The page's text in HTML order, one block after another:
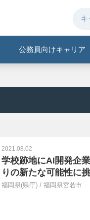
公務員向けキャリア
2021.08.02
学校跡地にAI開発企業
りの新たな可能性に
福岡県(県庁) / 福岡県宮若市